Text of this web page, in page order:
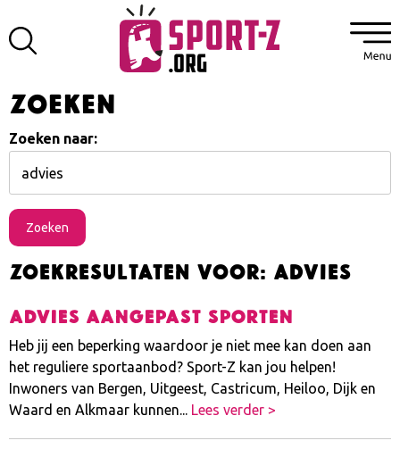
Zoeken
Zoeken naar:
Zoekresultaten voor: advies
Advies Aangepast Sporten
Heb jij een beperking waardoor je niet mee kan doen aan
het reguliere sportaanbod? Sport-Z kan jou helpen!
Inwoners van Bergen, Uitgeest, Castricum, Heiloo, Dijk en
Waard en Alkmaar kunnen... Lees verder >